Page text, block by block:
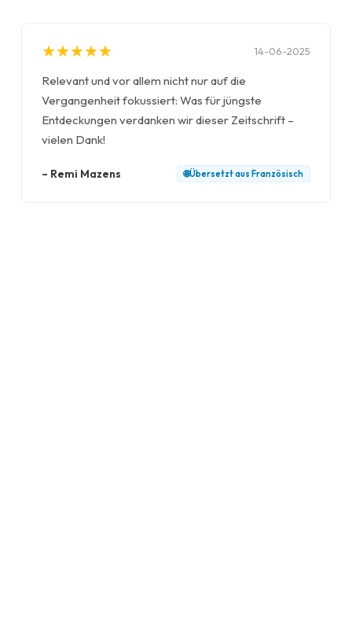
★
★★
★★
★★
★★
★ 14-06-2025
Relevant und vor allem nicht nur auf die
Vergangenheit fokussiert: Was für jüngste
Entdeckungen verdanken wir dieser Zeitschrift –
vielen Dank!
– Remi Mazens 🌐Übersetzt aus Französisch